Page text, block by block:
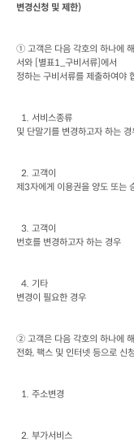
변경신청 및 제한)
① 고객은 다음 각호의 하나에
서와 별표1_ 구비서류 에서
정하는 구비서류를 제출하여야
  1.
서비스종류
및 단말기를 변경하고자 하는 경
  2.
고객이
제 3자에게 이용권을 양도 또는
  3.
고객이
번호를 변경하고자 하는 경우
  4.
기타
변경이 필요한 경우
② 고객은 다음 각호의 하나에
전화, 팩스 및 인터넷 등으로 신
  1.
주소변경
  2.
부가서비스